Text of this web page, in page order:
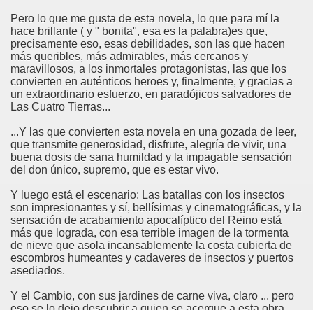
Pero lo que me gusta de esta novela, lo que para mí la
hace brillante ( y " bonita", esa es la palabra)es que,
precisamente eso, esas debilidades, son las que hacen
más queribles, más admirables, más cercanos y
maravillosos, a los inmortales protagonistas, las que los
convierten en auténticos heroes y, finalmente, y gracias a
un extraordinario esfuerzo, en paradójicos salvadores de
Las Cuatro Tierras...
...Y las que convierten esta novela en una gozada de leer,
que transmite generosidad, disfrute, alegría de vivir, una
buena dosis de sana humildad y la impagable sensación
del don único, supremo, que es estar vivo.
Y luego está el escenario: Las batallas con los insectos
son impresionantes y sí, bellísimas y cinematográficas, y la
sensación de acabamiento apocalíptico del Reino está
más que lograda, con esa terrible imagen de la tormenta
de nieve que asola incansablemente la costa cubierta de
escombros humeantes y cadaveres de insectos y puertos
asediados.
Y el Cambio, con sus jardines de carne viva, claro ... pero